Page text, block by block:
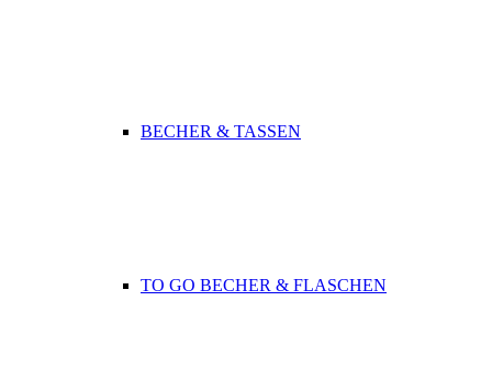
BECHER & TASSEN
TO GO BECHER & FLASCHEN